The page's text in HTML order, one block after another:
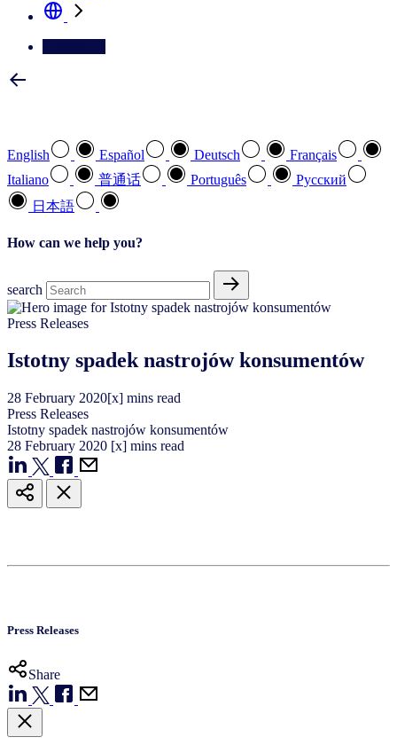
English Español Deutsch
Français
Italiano
普通话 Português
Pусский
日本語
How can we help you?
search
Press Releases
Istotny spadek nastrojów konsumentów
28 February 2020[x] mins read
Press Releases
Istotny spadek nastrojów konsumentów
28 February 2020 [x] mins read
Press Releases
Share